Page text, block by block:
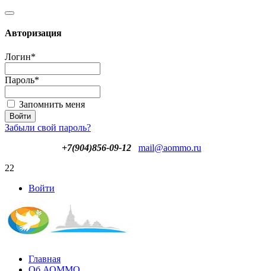
Авторизация
Логин*
Пароль*
Запомнить меня
Забыли свой пароль?
+7(904)856-09-12
mail@aommo.ru
22
Войти
Главная